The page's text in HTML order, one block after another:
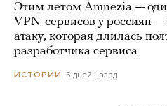
Этим летом Amnezia —
VPN-сервисов у россиян
атаку, которая длилась
разработчика сервиса
ИСТОРИИ 5 дней назад